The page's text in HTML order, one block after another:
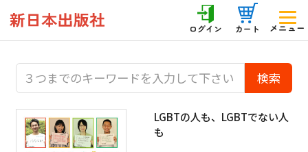
ログイン カート メニュー
LGBTの人も、LGBTでない人
も